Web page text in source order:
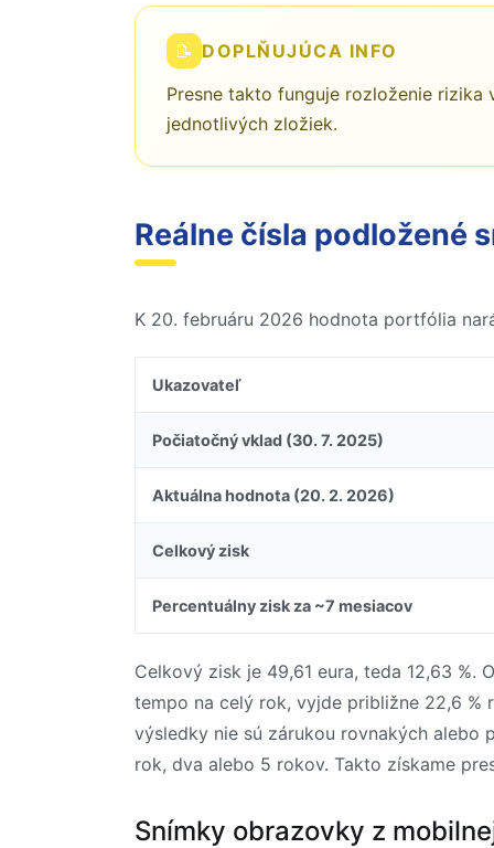
📝 DOPLŇUJÚCA INFO
Presne takto funguje rozloženie
jednotlivých zložiek.
Reálne čísla podložené
K 20. februáru 2026 hodnota portfólia
Ukazovateľ
Počiatočný vklad (30. 7. 2025)
Aktuálna hodnota (20. 2. 2026)
Celkový zisk
Percentuálny zisk za ~7 mesiacov
Celkový zisk je 49,61 eura, teda 12,63
tempo na celý rok, vyjde približne 22,6 %
výsledky nie sú zárukou rovnakých alebo
rok, dva alebo 5 rokov. Takto získame
Snímky obrazovky z